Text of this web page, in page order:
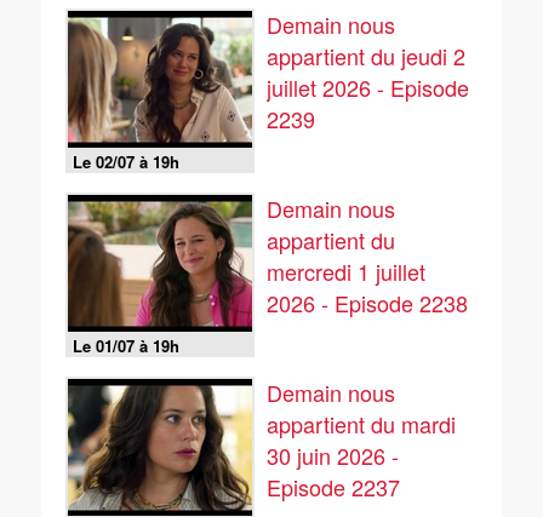
Le 02/07 à 19h
Demain nous
appartient du jeudi 2
juillet 2026 - Episode
2239
Le 01/07 à 19h
Demain nous
appartient du
mercredi 1 juillet
2026 - Episode 2238
Demain nous
appartient du mardi
30 juin 2026 -
Episode 2237